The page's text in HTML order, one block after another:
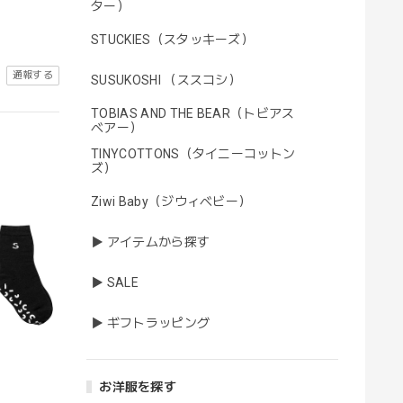
ター）
STUCKIES（スタッキーズ）
SUSUKOSHI （ススコシ）
TOBIAS AND THE BEAR（トビアス
ベアー）
TINYCOTTONS（タイニーコットン
ズ）
Ziwi Baby（ジウィベビー）
▶ アイテムから探す
▶ SALE
▶ ギフトラッピング
お洋服を探す
通報する